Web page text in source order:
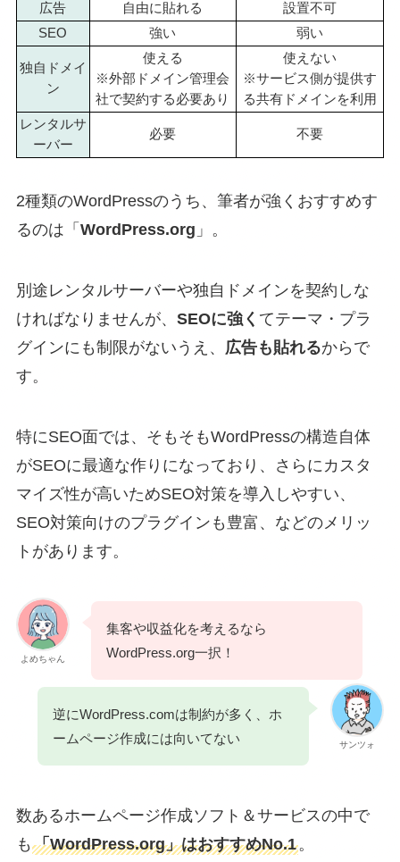
広告
自由に貼れる
設置不可
SEO
強い 弱い
独自ドメイ
ン
使える
※外部ドメイン管理会
社で契約する必要あり
使えない
※サービス側が提供す
る共有ドメインを利用
レンタルサ
ーバー
必要 不要
2種類のWordPressのうち、筆者が強くおすすめす
るのは「 WordPress.org 」。
別途レンタルサーバーや独自ドメインを契約しな
ければなりませんが、 SEOに強く てテーマ・プラ
グインにも制限がないうえ、 広告も貼れるからで
す。
特にSEO面では、そもそもWordPressの構造自体
がSEOに最適な作りになっており、さらにカスタ
マイズ性が高いためSEO対策を導入しやすい、
SEO対策向けのプラグインも豊富、などのメリッ
トがあります。
よめちゃん
集客や収益化を考えるなら
WordPress.org一択！
サンツォ
逆にWordPress.comは制約が多く、ホ
ームページ作成には向いてない
数あるホームページ作成ソフト＆サービスの中で
も 「WordPress.org」はおすすめNo.1。